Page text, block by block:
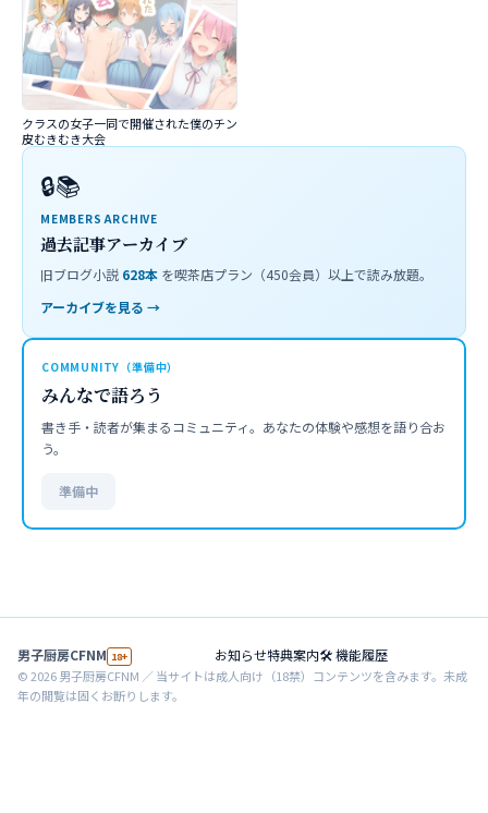
クラスの女子一同で開催された僕のチン
皮むきむき大会
🔒📚
MEMBERS ARCHIVE
過去記事アーカイブ
旧ブログ小説 628本 を喫茶店プラン（450会員）以上で読み放題。
アーカイブを見る →
COMMUNITY（準備中）
みんなで語ろう
書き手・読者が集まるコミュニティ。あなたの体験や感想を語り合お
う。
準備中
男子厨房CFNM 18+ お知らせ特典案内🛠 機能履歴
©2026男子厨房CFNM ／ 当サイトは成人向け（18禁）コンテンツを含みます。未成
年の閲覧は固くお断りします。